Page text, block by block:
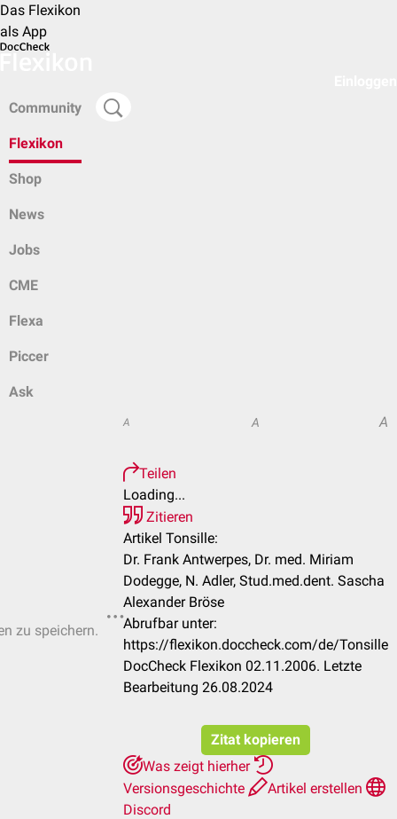
Das Flexikon
als App
Community
Flexikon
Shop
News
Jobs
CME
Flexa
Piccer
Ask
zu speichern.
A A A
Teilen
Loading...
Zitieren
Artikel Tonsille:
Dr. Frank Antwerpes, Dr. med. Miriam
Dodegge, N. Adler, Stud.med.dent. Sascha
Alexander Bröse
Abrufbar unter:
https://flexikon.doccheck.com/de/Tonsille
DocCheck Flexikon 02.11.2006. Letzte
Bearbeitung 26.08.2024
Zitat kopieren
Was zeigt hierher
Versionsgeschichte
Artikel erstellen
Discord